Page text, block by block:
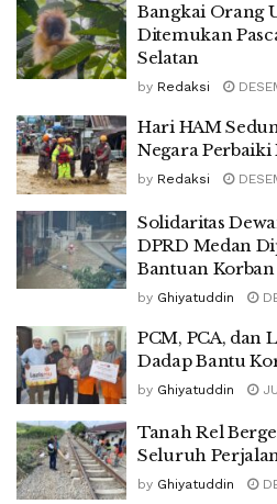
Bangkai Orang
Ditemukan
Selatan
by Redaksi
Hari HAM
Negara Perbaiki
by Redaksi
Solidaritas
DPRD Medan
Bantuan
by Ghiyatuddin
PCM, PCA, dan
Dadap Bantu
by Ghiyatuddin
Tanah Rel
Seluruh
by Ghiyatuddin